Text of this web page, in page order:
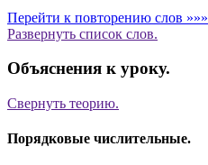
Перейти к повторению слов »»»
Развернуть список слов.
Объяснения к уроку.
Свернуть теорию.
Порядковые числительные.